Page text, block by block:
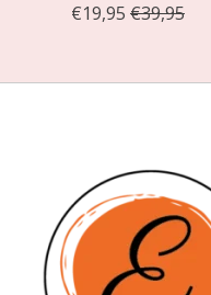
€19,95 €39,95